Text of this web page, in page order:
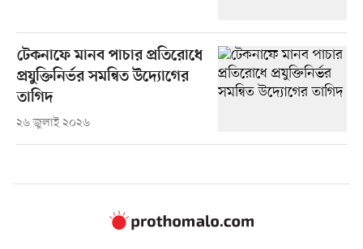
টেকনাফে মানব পাচার প্রতিরোধে
প্রযুক্তিনির্ভর সমন্বিত উদ্যোগের
তাগিদ
২৬ জুলাই ২০২৬